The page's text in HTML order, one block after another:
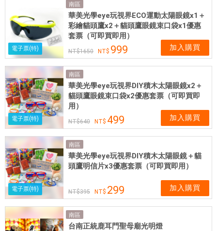
卡
可
即
即
電子票(特)
南區
華美光學eye玩視界ECO運動太陽眼鏡x1＋
彩繪貓頭鷹x2＋貓頭鷹眼鏡束口袋x1優惠
套票（可即買即用）
1650 999 加入購買
電子票(特)
南區
華美光學eye玩視界DIY積木太陽眼鏡x2＋
貓頭鷹眼鏡束口袋x2優惠套票（可即買即
用）
640 499 加入購買
電子票(特)
南區
華美光學eye玩視界DIY積木太陽眼鏡＋貓
頭鷹明信片x3優惠套票（可即買即用）
395 299 加入購買
南區
台南正統鹿耳門聖母廟光明燈